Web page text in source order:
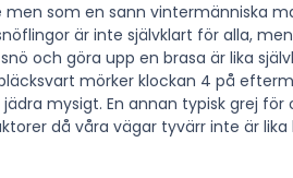
som en sann vintermänniska
är inte självklart för alla,
och göra upp en brasa är lika
mörker klockan 4 på
mysigt. En annan typisk grej för
då våra vägar tyvärr inte är lika